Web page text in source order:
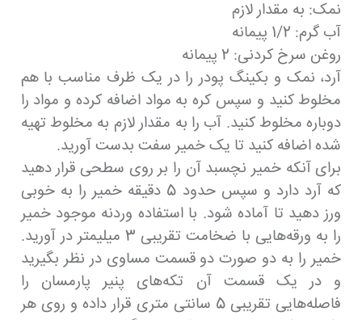
نمک: به مقدار لازم
آب گرم: 1/2 پیمانه
روغن سرخ کردنی: 2 پیمانه
آرد، نمک و بکینگ پودر را در یک ظرف مناسب با هم
مخلوط کنید و سپس کره به مواد اضافه کرده و مواد را
دوباره مخلوط کنید. آب را به مقدار لازم به مخلوط تهیه
شده اضافه کنید تا یک خمیر سفت بدست آورید.
برای آنکه خمیر نچسبد آن را بر روی سطحی قرار دهید
که آرد دارد و سپس حدود 5 دقیقه خمیر را به خوبی
ورز دهید تا آماده شود. با استفاده وردنه موجود خمیر
را به ورقه‌هایی با ضخامت تقریبی 3 میلیمتر در آورید.
خمیر را به دو صورت دو قسمت مساوی در نظر بگیرید
و در یک قسمت آن تکه‌های پنیر پارمسان را
فاصله‌هایی تقریبی 5 سانتی متری قرار داده و روی هر